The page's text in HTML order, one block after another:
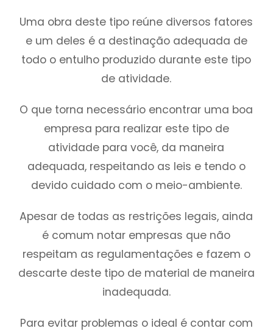
Uma obra deste tipo reúne diversos fatores
e um deles é a destinação adequada de
todo o entulho produzido durante este tipo
de atividade.
O que torna necessário encontrar uma boa
empresa para realizar este tipo de
atividade para você, da maneira
adequada, respeitando as leis e tendo o
devido cuidado com o meio-ambiente.
Apesar de todas as restrições legais, ainda
é comum notar empresas que não
respeitam as regulamentações e fazem o
descarte deste tipo de material de maneira
inadequada.
Para evitar problemas o ideal é contar com